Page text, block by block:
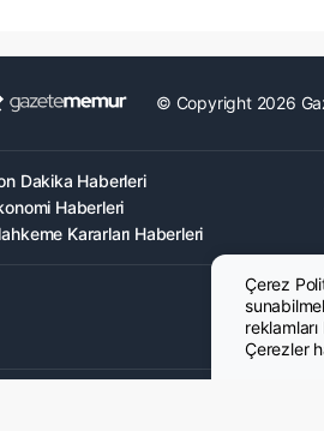
© Copyright 2026
Dakika Haberleri
Haberleri
Kararları Haberleri
Çerez
Çerezler